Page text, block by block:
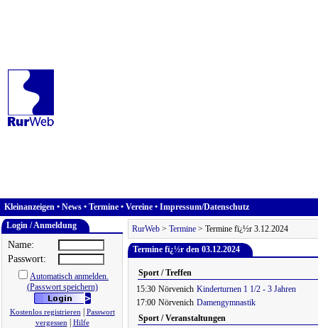
Kleinanzeigen • News • Termine • Vereine • Impressum/Datenschutz
Login / Anmeldung
Name:
Passwort:
Automatisch anmelden.
(Passwort speichern)
Kostenlos registrieren|
Passwort
vergessen| Hilfe
RurWeb > Termine > Termine fï¿½r 3.12.2024
Termine fï¿½r den 03.12.2024
Sport / Treffen
15:30 Nörvenich Kinderturnen 1 1/2 - 3 Jahren
17:00 Nörvenich Damengymnastik
Sport / Veranstaltungen